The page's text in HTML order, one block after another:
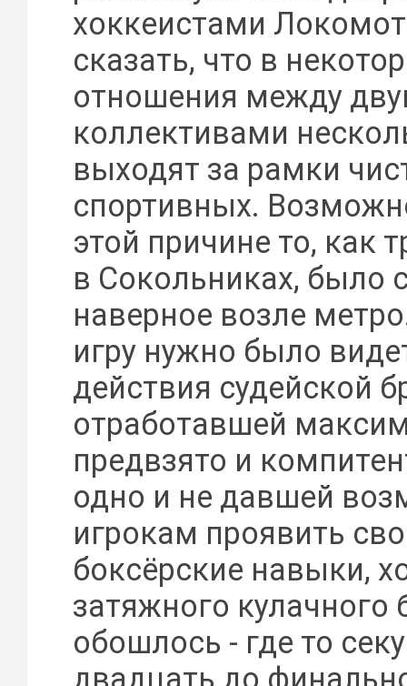
хоккеистами
сказать, что в
отношения между
коллективами
выходят за рамки
спортивных.
этой причине то, как
в Сокольниках, было
наверное возле
игру нужно было
действия судейской
отработавшей
предвзято и
одно и не давшей
игрокам проявить
боксёрские навыки,
затяжного кулачного
обошлось - где то
двадцать до